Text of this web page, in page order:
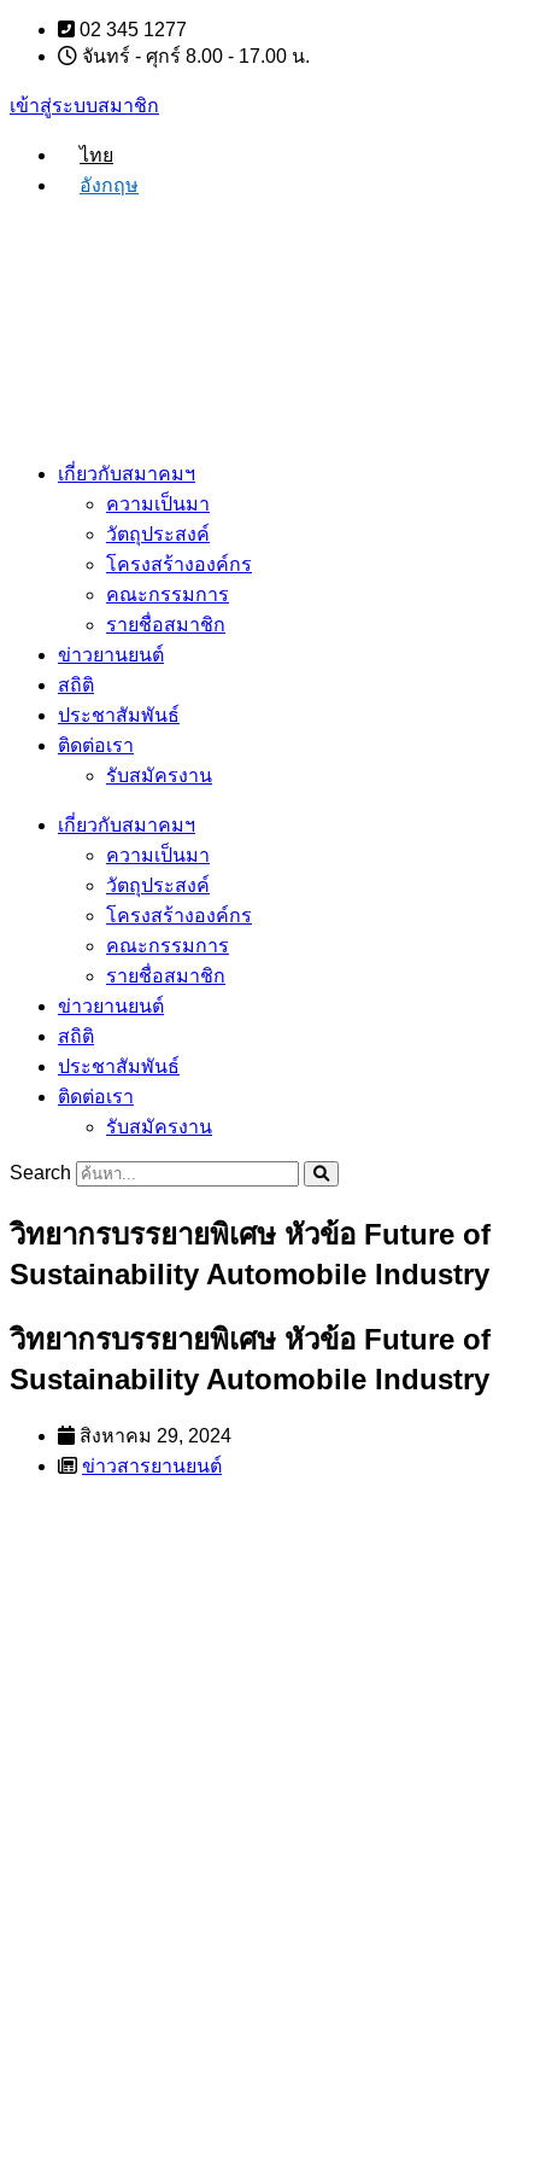
Skip
content
02 345 1277
จันทร์ - ศุกร์ 8.00 - 17.00 น.
เข้าสู่ระบบสมาชิก
ไทย
อังกฤษ
เกี่ยวกับสมาคมฯ
ความเป็นมา
วัตถุประสงค์
โครงสร้างองค์กร
คณะกรรมการ
รายชื่อสมาชิก
ข่าวยานยนต์
สถิติ
ประชาสัมพันธ์
ติดต่อเรา
รับสมัครงาน
เกี่ยวกับสมาคมฯ
ความเป็นมา
วัตถุประสงค์
โครงสร้างองค์กร
คณะกรรมการ
รายชื่อสมาชิก
ข่าวยานยนต์
สถิติ
ประชาสัมพันธ์
ติดต่อเรา
รับสมัครงาน
Search
วิทยากรบรรยายพิเศษ หัวข้อ Future of
Sustainability Automobile Industry
วิทยากรบรรยายพิเศษ หัวข้อ Future of
Sustainability Automobile Industry
สิงหาคม 29, 2024
ข่าวสารยานยนต์